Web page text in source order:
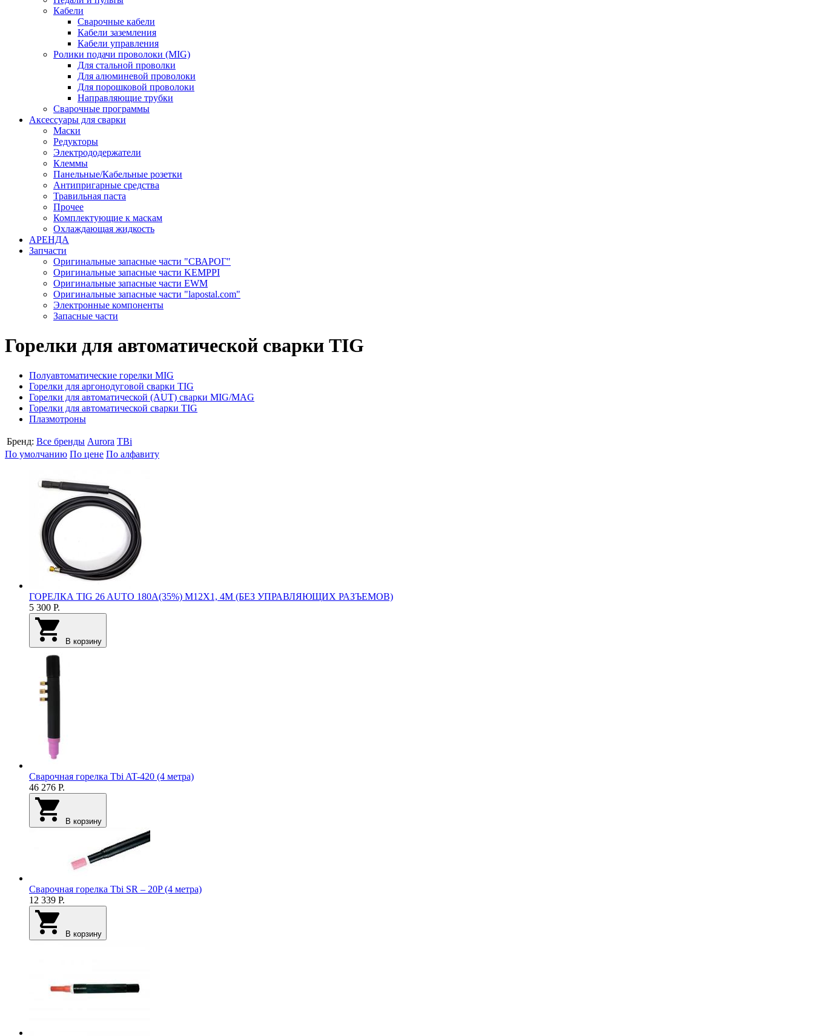
Кабели
Сварочные кабели
Кабели заземления
Кабели управления
Ролики подачи проволоки (MIG)
Для стальной проволки
Для алюминевой проволоки
Для порошковой проволоки
Направляющие трубки
Сварочные программы
Аксессуары для сварки
Маски
Редукторы
Электрододержатели
Клеммы
Панельные/Кабельные розетки
Антипригарные средства
Травильная паста
Прочее
Комплектующие к маскам
Охлаждающая жидкость
АРЕНДА
Запчасти
Оригинальные запасные части "СВАРОГ"
Оригинальные запасные части KEMPPI
Оригинальные запасные части EWM
Оригинальные запасные части "lapostal.com"
Электронные компоненты
Запасные части
Горелки для автоматической сварки TIG
Полуавтоматические горелки MIG
Горелки для аргонодуговой сварки TIG
Горелки для автоматической (AUT) сварки MIG/MAG
Горелки для автоматической сварки TIG
Плазмотроны
Бренд: Все бренды Aurora TBi
По умолчанию По цене По алфавиту
ГОРЕЛКА TIG 26 AUTO 180A(35%) M12X1, 4M (БЕЗ УПРАВЛЯЮЩИХ РАЗЪЕМОВ)
5 300 Р.
В корзину
Сварочная горелка Tbi AT-420 (4 метра)
46 276 Р.
В корзину
Сварочная горелка Tbi SR – 20P (4 метра)
12 339 Р.
В корзину